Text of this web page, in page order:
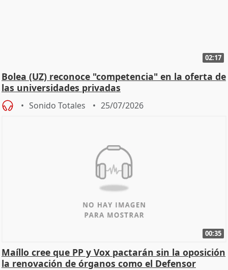
02:17
Bolea (UZ) reconoce "competencia" en la oferta de
las universidades privadas
Sonido Totales 25/07/2026
00:35
Maíllo cree que PP y Vox pactarán sin la oposición
la renovación de órganos como el Defensor